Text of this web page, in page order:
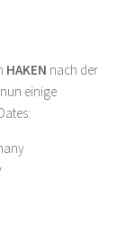
HAKEN nach der
einige